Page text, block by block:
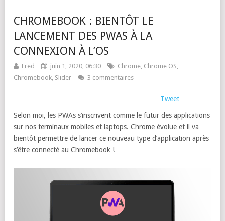
CHROMEBOOK : BIENTÔT LE
LANCEMENT DES PWAS À LA
CONNEXION À L’OS
Fred juin 1, 2020, 06:30 Chrome, Chrome OS,
Chromebook, Slider 3 commentaires
Tweet
Selon moi, les PWAs s’inscrivent comme le futur des applications
sur nos terminaux mobiles et laptops. Chrome évolue et il va
bientôt permettre de lancer ce nouveau type d’application après
s’être connecté au Chromebook !